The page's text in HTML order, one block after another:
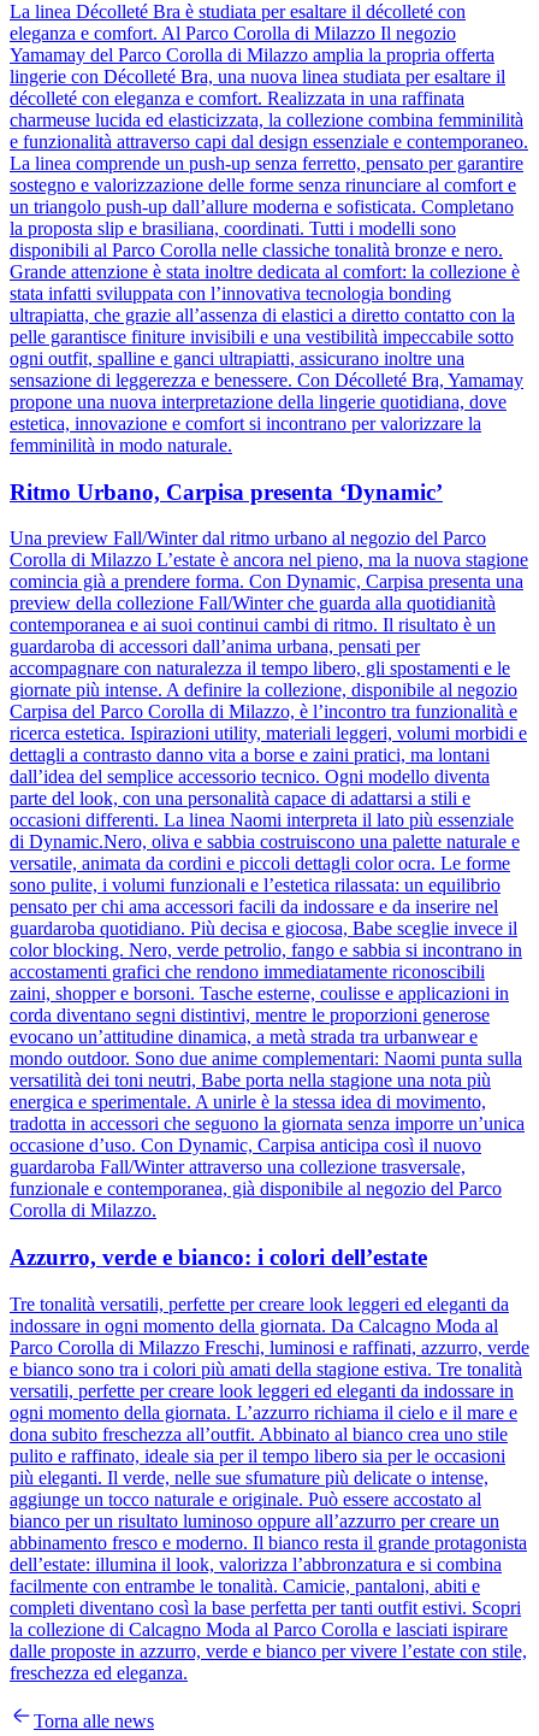
La linea Décolleté Bra è studiata per esaltare il décolleté con
eleganza e comfort. Al Parco Corolla di Milazzo Il negozio
Yamamay del Parco Corolla di Milazzo amplia la propria offerta
lingerie con Décolleté Bra, una nuova linea studiata per esaltare il
décolleté con eleganza e comfort. Realizzata in una raffinata
charmeuse lucida ed elasticizzata, la collezione combina femminilità
e funzionalità attraverso capi dal design essenziale e contemporaneo.
La linea comprende un push-up senza ferretto, pensato per garantire
sostegno e valorizzazione delle forme senza rinunciare al comfort e
un triangolo push-up dall’allure moderna e sofisticata. Completano
la proposta slip e brasiliana, coordinati. Tutti i modelli sono
disponibili al Parco Corolla nelle classiche tonalità bronze e nero.
Grande attenzione è stata inoltre dedicata al comfort: la collezione è
stata infatti sviluppata con l’innovativa tecnologia bonding
ultrapiatta, che grazie all’assenza di elastici a diretto contatto con la
pelle garantisce finiture invisibili e una vestibilità impeccabile sotto
ogni outfit, spalline e ganci ultrapiatti, assicurano inoltre una
sensazione di leggerezza e benessere. Con Décolleté Bra, Yamamay
propone una nuova interpretazione della lingerie quotidiana, dove
estetica, innovazione e comfort si incontrano per valorizzare la
femminilità in modo naturale.
Ritmo Urbano, Carpisa presenta ‘Dynamic’
Una preview Fall/Winter dal ritmo urbano al negozio del Parco
Corolla di Milazzo L’estate è ancora nel pieno, ma la nuova stagione
comincia già a prendere forma. Con Dynamic, Carpisa presenta una
preview della collezione Fall/Winter che guarda alla quotidianità
contemporanea e ai suoi continui cambi di ritmo. Il risultato è un
guardaroba di accessori dall’anima urbana, pensati per
accompagnare con naturalezza il tempo libero, gli spostamenti e le
giornate più intense. A definire la collezione, disponibile al negozio
Carpisa del Parco Corolla di Milazzo, è l’incontro tra funzionalità e
ricerca estetica. Ispirazioni utility, materiali leggeri, volumi morbidi e
dettagli a contrasto danno vita a borse e zaini pratici, ma lontani
dall’idea del semplice accessorio tecnico. Ogni modello diventa
parte del look, con una personalità capace di adattarsi a stili e
occasioni differenti. La linea Naomi interpreta il lato più essenziale
di Dynamic.Nero, oliva e sabbia costruiscono una palette naturale e
versatile, animata da cordini e piccoli dettagli color ocra. Le forme
sono pulite, i volumi funzionali e l’estetica rilassata: un equilibrio
pensato per chi ama accessori facili da indossare e da inserire nel
guardaroba quotidiano. Più decisa e giocosa, Babe sceglie invece il
color blocking. Nero, verde petrolio, fango e sabbia si incontrano in
accostamenti grafici che rendono immediatamente riconoscibili
zaini, shopper e borsoni. Tasche esterne, coulisse e applicazioni in
corda diventano segni distintivi, mentre le proporzioni generose
evocano un’attitudine dinamica, a metà strada tra urbanwear e
mondo outdoor. Sono due anime complementari: Naomi punta sulla
versatilità dei toni neutri, Babe porta nella stagione una nota più
energica e sperimentale. A unirle è la stessa idea di movimento,
tradotta in accessori che seguono la giornata senza imporre un’unica
occasione d’uso. Con Dynamic, Carpisa anticipa così il nuovo
guardaroba Fall/Winter attraverso una collezione trasversale,
funzionale e contemporanea, già disponibile al negozio del Parco
Corolla di Milazzo.
Azzurro, verde e bianco: i colori dell’estate
Tre tonalità versatili, perfette per creare look leggeri ed eleganti da
indossare in ogni momento della giornata. Da Calcagno Moda al
Parco Corolla di Milazzo Freschi, luminosi e raffinati, azzurro, verde
e bianco sono tra i colori più amati della stagione estiva. Tre tonalità
versatili, perfette per creare look leggeri ed eleganti da indossare in
ogni momento della giornata. L’azzurro richiama il cielo e il mare e
dona subito freschezza all’outfit. Abbinato al bianco crea uno stile
pulito e raffinato, ideale sia per il tempo libero sia per le occasioni
più eleganti. Il verde, nelle sue sfumature più delicate o intense,
aggiunge un tocco naturale e originale. Può essere accostato al
bianco per un risultato luminoso oppure all’azzurro per creare un
abbinamento fresco e moderno. Il bianco resta il grande protagonista
dell’estate: illumina il look, valorizza l’abbronzatura e si combina
facilmente con entrambe le tonalità. Camicie, pantaloni, abiti e
completi diventano così la base perfetta per tanti outfit estivi. Scopri
la collezione di Calcagno Moda al Parco Corolla e lasciati ispirare
dalle proposte in azzurro, verde e bianco per vivere l’estate con stile,
freschezza ed eleganza.
Torna alle news